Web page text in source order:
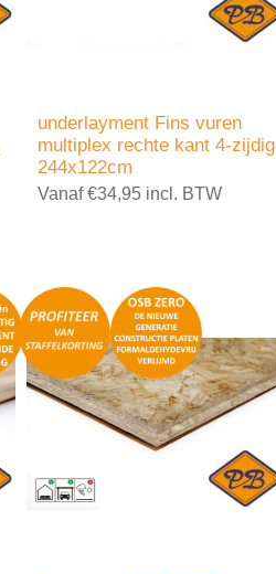
underlayment Fins vuren
multiplex rechte kant 4-zijdig
244x122cm
Vanaf €34,95 incl. BTW